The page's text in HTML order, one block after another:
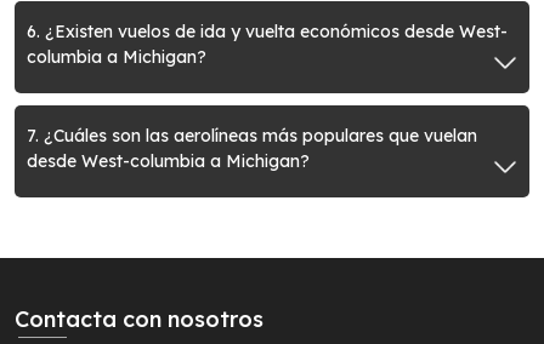
6. ¿Existen vuelos de ida y vuelta económicos desde West-
columbia a Michigan?
7. ¿Cuáles son las aerolíneas más populares que vuelan
desde West-columbia a Michigan?
Contacta con nosotros